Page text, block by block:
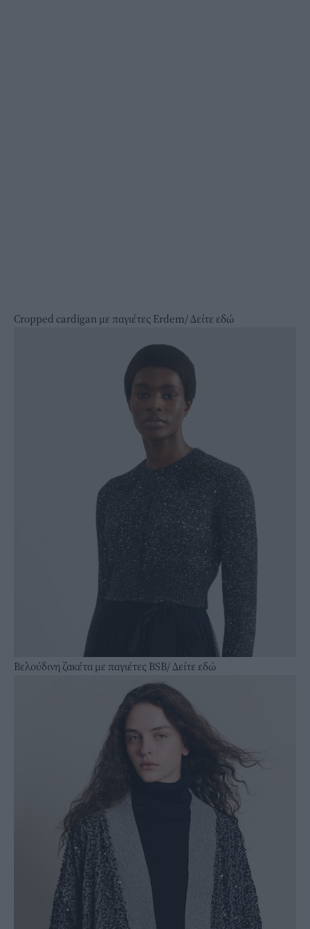
Cropped cardigan με παγιέτες Erdem/ Δείτε εδώ
Βελούδινη ζακέτα με παγιέτες BSB/Δείτε εδώ